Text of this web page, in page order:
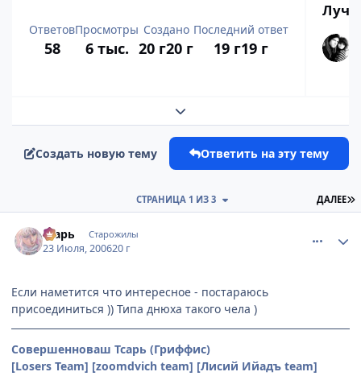
Ответов
58
Просмотры
6 тыс.
Создано
20 г20 г
Последний ответ
19 г19 г
Развернуть обзор темы
Создать новую тему Ответить на эту тему
ДАЛЕЕ
СТРАНИЦА 1 ИЗ 3
Тсарь Старожилы
23 Июля, 200620 г
Если наметится что интересное - постараюсь
присоединиться )) Типа днюха такого чела )
Совершенноваш Тсарь (Гриффис)
[Losers Team] [zoomdvich team] [Лисий Ийадъ team]